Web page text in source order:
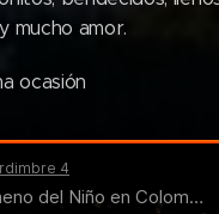
mucho amor.
ocasión